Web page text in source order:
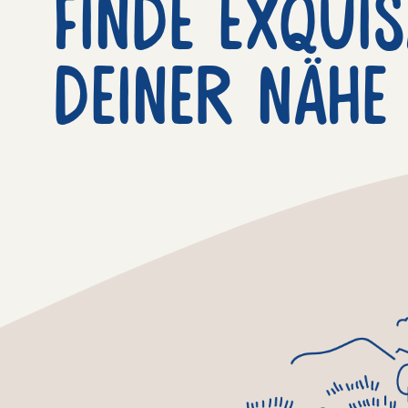
Finde
deiner nähe